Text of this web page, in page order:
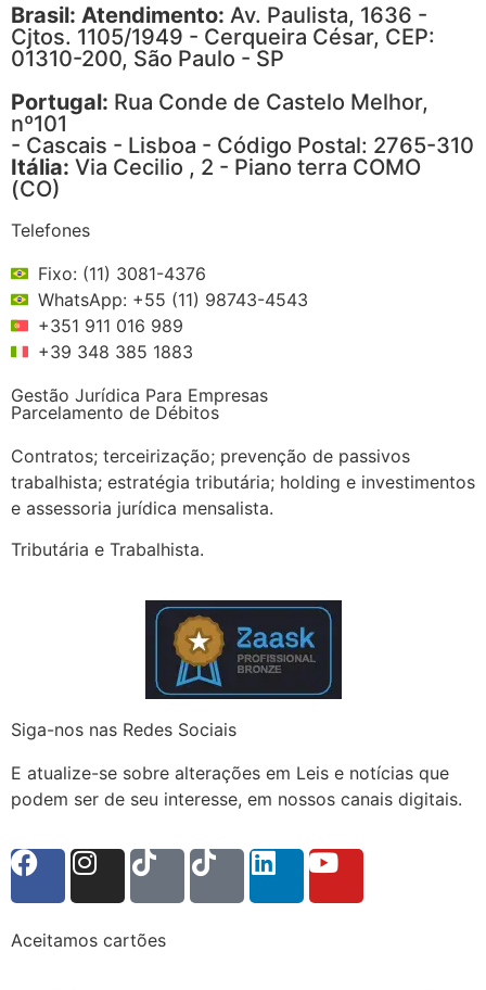
Brasil: Atendimento: Av. Paulista, 1636 -
Cjtos. 1105/1949 - Cerqueira César, CEP:
01310-200, São Paulo - SP
Portugal: Rua Conde de Castelo Melhor,
nº101
- Cascais - Lisboa - Código Postal: 2765-310
Itália: Via Cecilio , 2 - Piano terra COMO
(CO)
Telefones
Fixo: (11) 3081-4376
WhatsApp: +55 (11) 98743-4543
+351 911 016 989
+39 348 385 1883
Gestão Jurídica Para Empresas
Parcelamento de Débitos
Contratos; terceirização; prevenção de passivos
trabalhista; estratégia tributária; holding e investimentos
e assessoria jurídica mensalista.
Tributária e Trabalhista.
Siga-nos nas Redes Sociais
E atualize-se sobre alterações em Leis e notícias que
podem ser de seu interesse, em nossos canais digitais.
Aceitamos cartões